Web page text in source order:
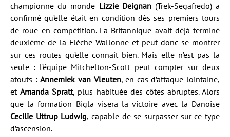
championne du monde Lizzie Deignan(Trek-Segafredo) a
confirmé qu’elle était en condition dès ses premiers tours
de roue en compétition. La Britannique avait déjà terminé
deuxième de la Flèche Wallonne et peut donc se montrer
sur ces routes qu’elle connaît bien. Mais elle n’est pas la
seule : l’équipe Mitchelton-Scott peut compter sur deux
atouts :Annemiek van Vleuten, en cas d’attaque lointaine,
etAmanda Spratt, plus habituée des côtes abruptes. Alors
que la formation Bigla visera la victoire avec la Danoise
Cecilie Uttrup Ludwig, capable de se surpasser sur ce type
d’ascension.